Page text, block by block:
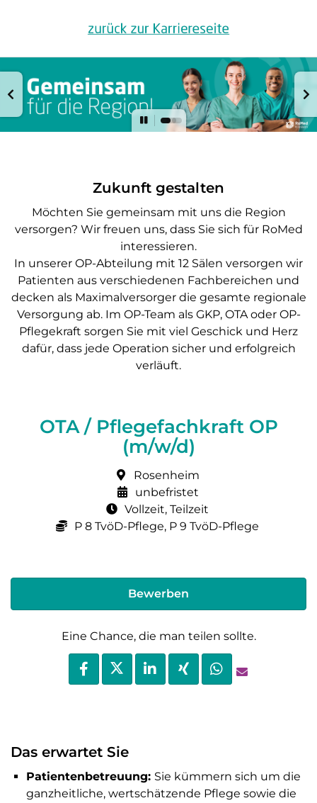
OTA / Pflegefachkraft OP
(m/w/d)
Rosenheim
unbefristet
Vollzeit, Teilzeit
P 8 TvöD-Pflege, P 9 TvöD-Pflege
Bewerben
Eine Chance, die man teilen sollte.
Zukunft gestalten
Möchten Sie gemeinsam mit uns die Region
versorgen? Wir freuen uns, dass Sie sich für RoMed
interessieren.
In unserer OP-Abteilung mit 12 Sälen versorgen wir
Patienten aus verschiedenen Fachbereichen und
decken als Maximalversorger die gesamte regionale
Versorgung ab. Im OP-Team als GKP, OTA oder OP-
Pflegekraft sorgen Sie mit viel Geschick und Herz
dafür, dass jede Operation sicher und erfolgreich
verläuft.
Das erwartet Sie
Patientenbetreuung: Sie kümmern sich um die
ganzheitliche, wertschätzende Pflege sowie die